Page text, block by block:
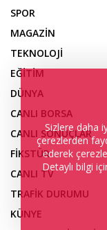
SPOR
MAGAZİN
TEKNOLOJİ
EĞİTİM
DÜNYA
CANLI BORSA
CANLI SONUÇLAR
FİKSTÜR
CANLI TV
TRAFİK DURUMU
KÜNYE
Sizlere daha
çerezlerden
ederek
Detaylı bilgi